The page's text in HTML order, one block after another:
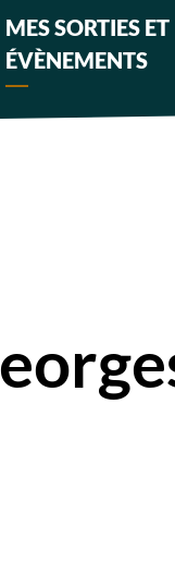
MES SORTIES ET
ÉVÈNEMENTS